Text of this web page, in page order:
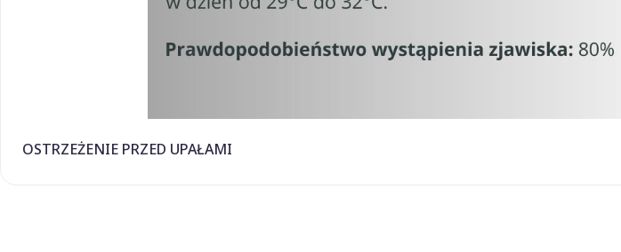
OSTRZEŻENIE PRZED UPAŁAMI